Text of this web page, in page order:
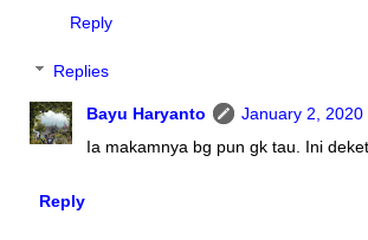
Reply
Replies
Bayu Haryanto
January 2, 2020
Ia makamnya bg pun gk tau. Ini
Reply